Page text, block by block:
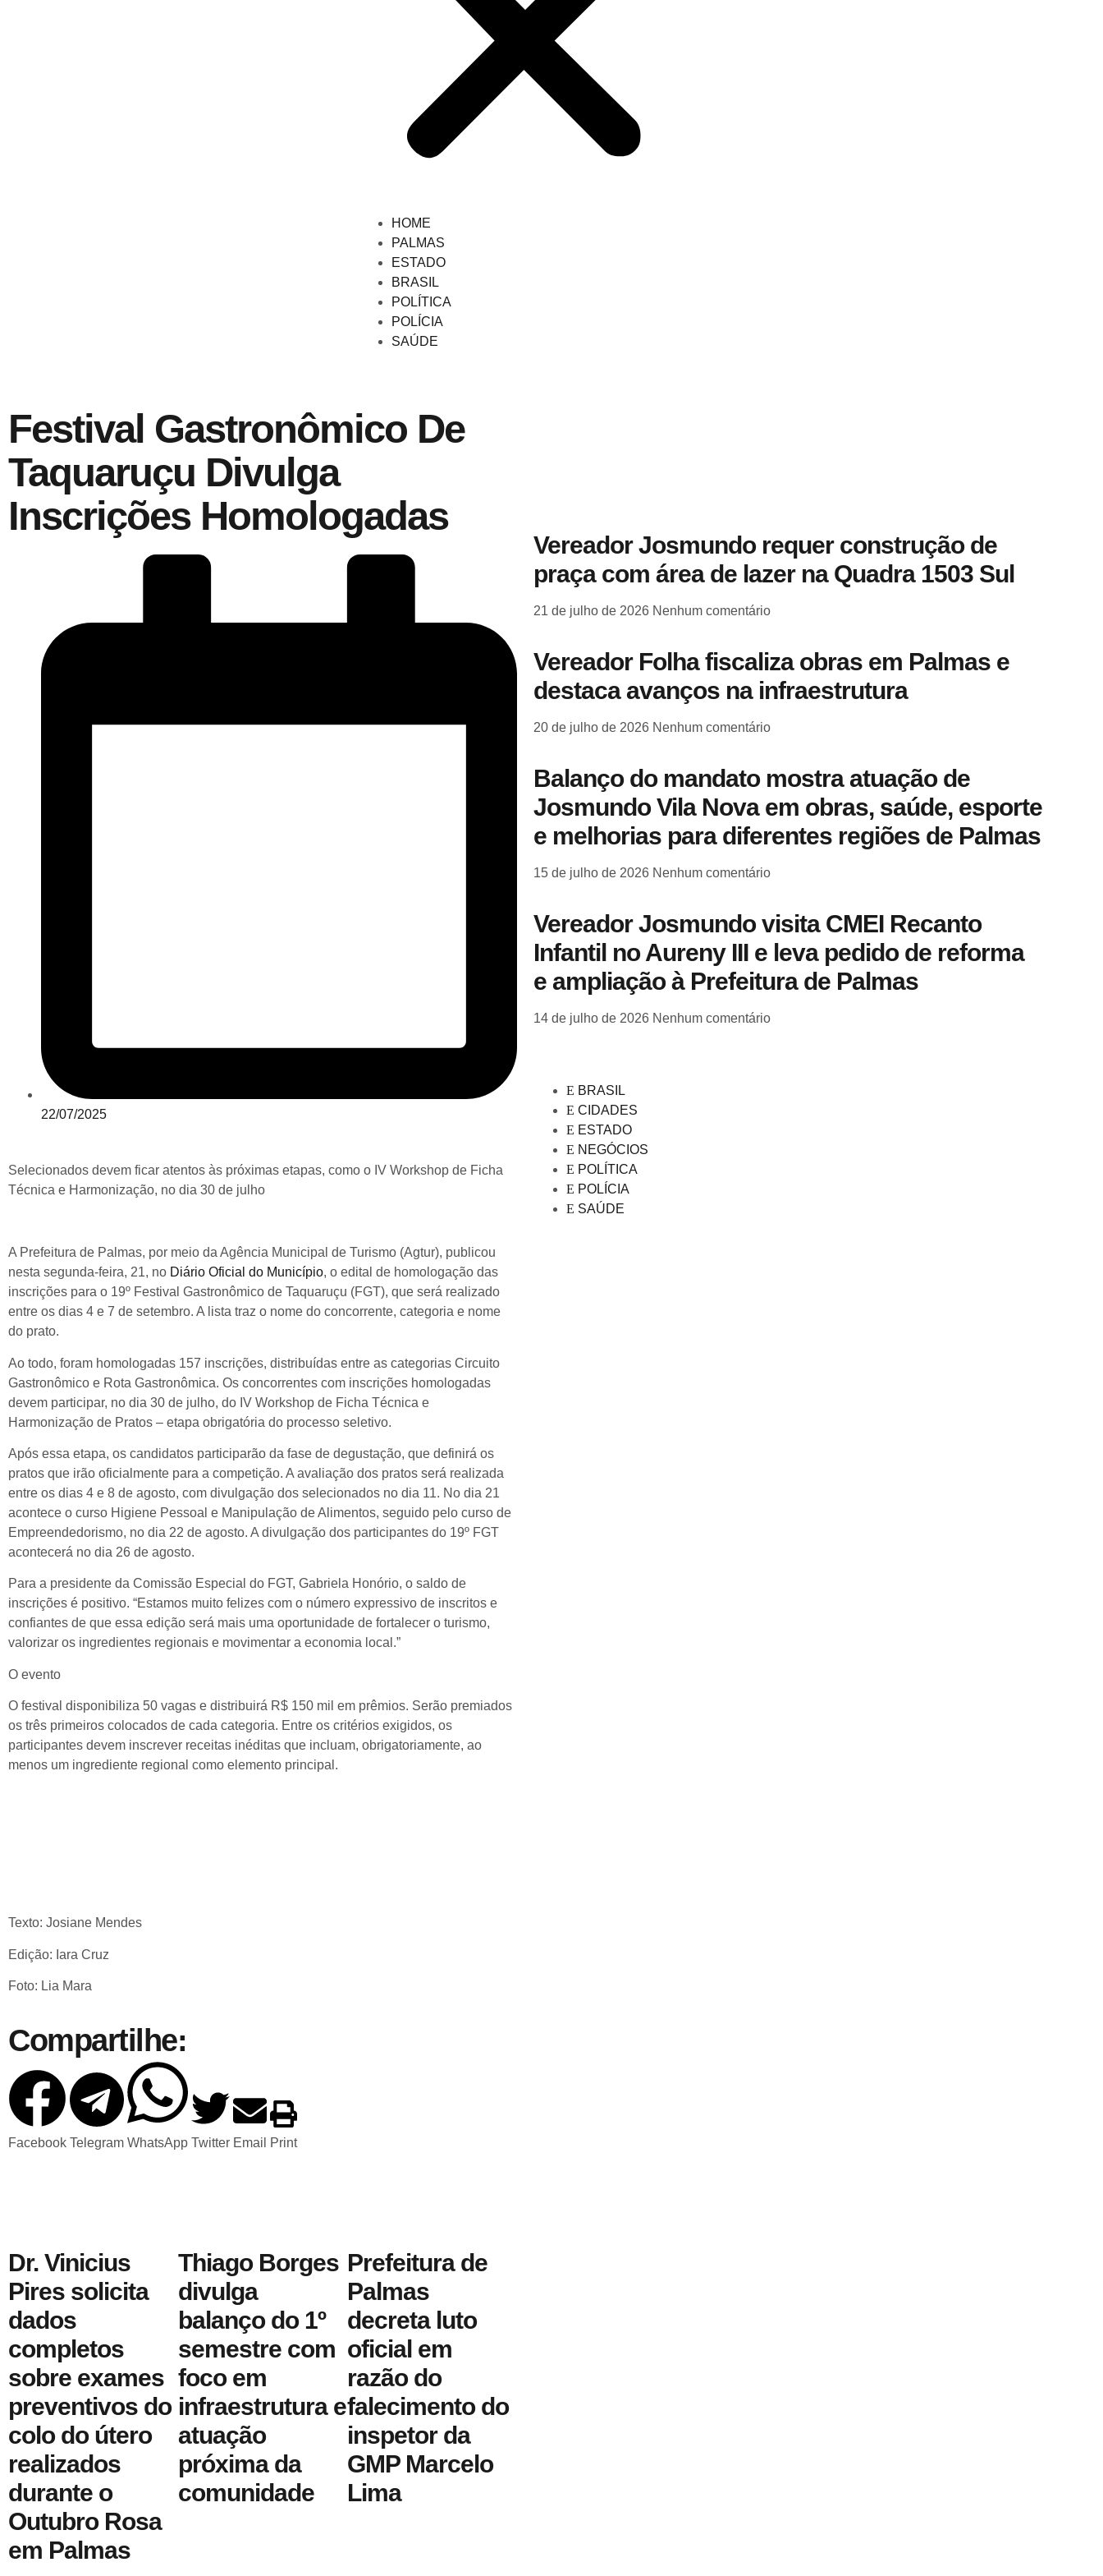
HOME
PALMAS
ESTADO
BRASIL
POLÍTICA
POLÍCIA
SAÚDE
Festival Gastronômico De
Taquaruçu Divulga
Inscrições Homologadas
22/07/2025
Selecionados devem ficar atentos às próximas etapas, como o IV Workshop de Ficha
Técnica e Harmonização, no dia 30 de julho
A Prefeitura de Palmas, por meio da Agência Municipal de Turismo (Agtur), publicou
nesta segunda-feira, 21, no Diário Oficial do Município, o edital de homologação das
inscrições para o 19º Festival Gastronômico de Taquaruçu (FGT), que será realizado
entre os dias 4 e 7 de setembro. A lista traz o nome do concorrente, categoria e nome
do prato.
Ao todo, foram homologadas 157 inscrições, distribuídas entre as categorias Circuito
Gastronômico e Rota Gastronômica. Os concorrentes com inscrições homologadas
devem participar, no dia 30 de julho, do IV Workshop de Ficha Técnica e
Harmonização de Pratos – etapa obrigatória do processo seletivo.
Após essa etapa, os candidatos participarão da fase de degustação, que definirá os
pratos que irão oficialmente para a competição. A avaliação dos pratos será realizada
entre os dias 4 e 8 de agosto, com divulgação dos selecionados no dia 11. No dia 21
acontece o curso Higiene Pessoal e Manipulação de Alimentos, seguido pelo curso de
Empreendedorismo, no dia 22 de agosto. A divulgação dos participantes do 19º FGT
acontecerá no dia 26 de agosto.
Para a presidente da Comissão Especial do FGT, Gabriela Honório, o saldo de
inscrições é positivo. “Estamos muito felizes com o número expressivo de inscritos e
confiantes de que essa edição será mais uma oportunidade de fortalecer o turismo,
valorizar os ingredientes regionais e movimentar a economia local.”
O evento
O festival disponibiliza 50 vagas e distribuirá R$ 150 mil em prêmios. Serão premiados
os três primeiros colocados de cada categoria. Entre os critérios exigidos, os
participantes devem inscrever receitas inéditas que incluam, obrigatoriamente, ao
menos um ingrediente regional como elemento principal.
Texto: Josiane Mendes
Edição: Iara Cruz
Foto: Lia Mara
Compartilhe:
Facebook Telegram WhatsApp Twitter Email Print
Dr. Vinicius
Pires solicita
dados
completos
sobre exames
preventivos do
colo do útero
realizados
durante o
Outubro Rosa
em Palmas
Thiago Borges
divulga
balanço do 1º
semestre com
foco em
infraestrutura e
atuação
próxima da
comunidade
Prefeitura de
Palmas
decreta luto
oficial em
razão do
falecimento do
inspetor da
GMP Marcelo
Lima
Vereador Josmundo requer construção de
praça com área de lazer na Quadra 1503 Sul
21 de julho de 2026 Nenhum comentário
Vereador Folha fiscaliza obras em Palmas e
destaca avanços na infraestrutura
20 de julho de 2026 Nenhum comentário
Balanço do mandato mostra atuação de
Josmundo Vila Nova em obras, saúde, esporte
e melhorias para diferentes regiões de Palmas
15 de julho de 2026 Nenhum comentário
Vereador Josmundo visita CMEI Recanto
Infantil no Aureny III e leva pedido de reforma
e ampliação à Prefeitura de Palmas
14 de julho de 2026 Nenhum comentário
BRASIL
CIDADES
ESTADO
NEGÓCIOS
POLÍTICA
POLÍCIA
SAÚDE